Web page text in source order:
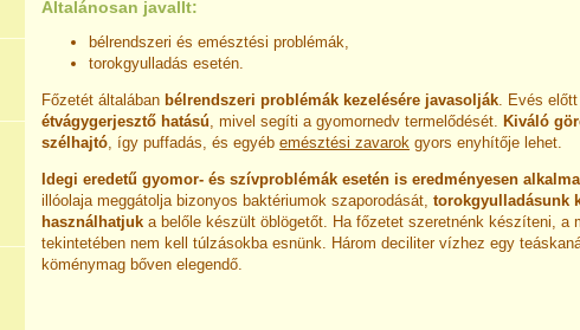
Általánosan javallt:
bélrendszeri és emésztési problémák,
torokgyulladás esetén.
Főzetét általában bélrendszeri problémák kezelésére javasolják. Evés
étvágygerjesztő hatású, mivel segíti a gyomornedv termelődését. Kiváló
szélhajtó, így puffadás, és egyéb emésztési zavarok gyors enyhítője lehet.
Idegi eredetű gyomor- és szívproblémák esetén is eredményesen
illóolaja meggátolja bizonyos baktériumok szaporodását, torokgyulladásunk
használhatjuk a belőle készült öblögetőt. Ha főzetet szeretnénk készíteni, a
tekintetében nem kell túlzásokba esnünk. Három deciliter vízhez egy
köménymag bőven elegendő.